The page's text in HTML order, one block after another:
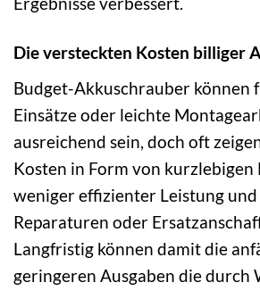
Die versteckten Kosten billiger
Budget-Akkuschrauber können
Einsätze oder leichte
ausreichend sein, doch oft
Kosten in Form von kurzlebigen
weniger effizienter Leistung
Reparaturen oder
Langfristig können damit die
geringeren Ausgaben die durch